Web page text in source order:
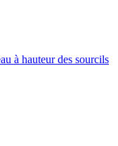
à hauteur des sourcils